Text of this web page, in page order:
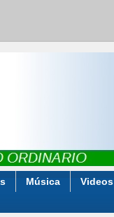
Música Videos